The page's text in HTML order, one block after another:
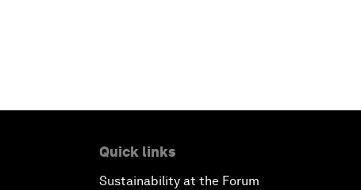
Quick links
Sustainability at the Forum